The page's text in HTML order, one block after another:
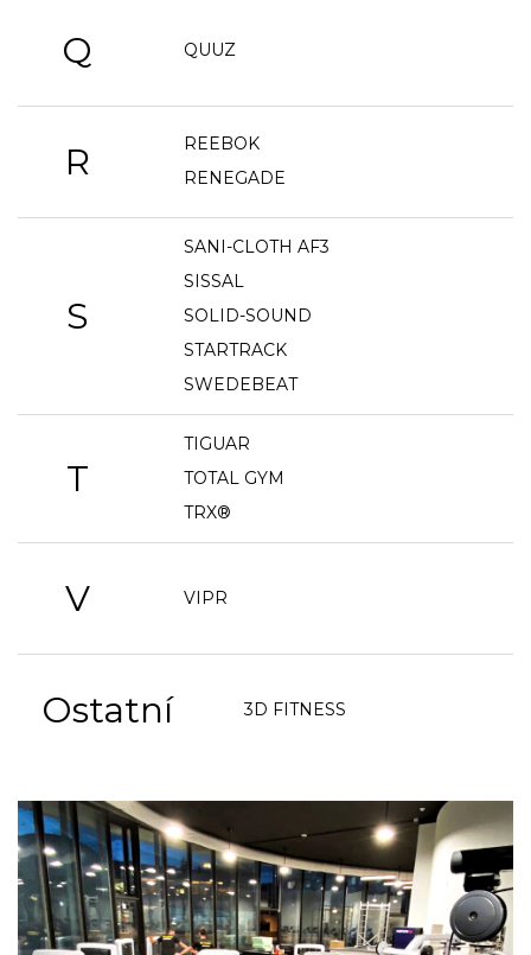
Q QUUZ
R
REEBOK
RENEGADE
S
SANI-CLOTH AF3
SISSAL
SOLID-SOUND
STARTRACK
SWEDEBEAT
T
TIGUAR
TOTAL GYM
TRX®
V VIPR
Ostatní 3D FITNESS